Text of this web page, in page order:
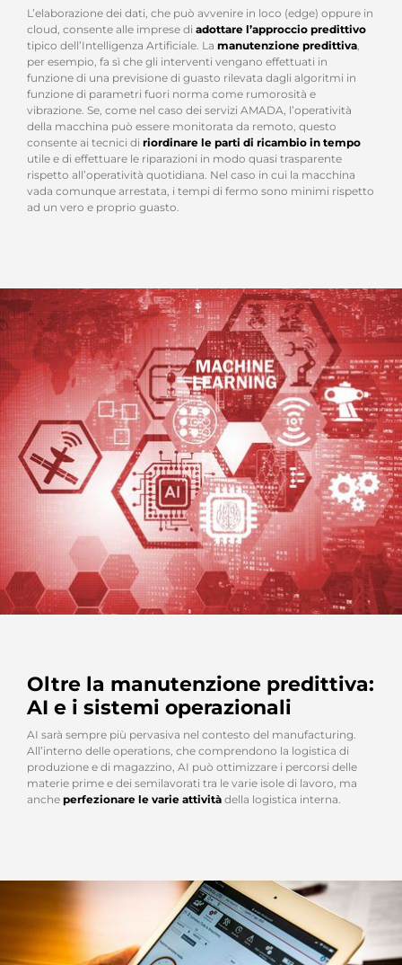
L’elaborazione dei dati, che può avvenire in loco (edge) oppure in
cloud, consente alle imprese di adottare l’approccio predittivo
tipico dell’Intelligenza Artificiale. La manutenzione predittiva
per esempio, fa sì che gli interventi vengano effettuati in
funzione di una previsione di guasto rilevata dagli algoritmi in
funzione di parametri fuori norma come rumorosità e
vibrazione. Se, come nel caso dei servizi AMADA, l’operatività
della macchina può essere monitorata da remoto, questo
consente ai tecnici di riordinare le parti di ricambio in tempo
utile e di effettuare le riparazioni in modo quasi trasparente
rispetto all’operatività quotidiana. Nel caso in cui la macchina
vada comunque arrestata, i tempi di fermo sono minimi rispetto
ad un vero e proprio guasto.
Oltre la manutenzione predittiva:
AI e i sistemi operazionali
AI sarà sempre più pervasiva nel contesto del manufacturing.
All’interno delle operations, che comprendono la logistica di
produzione e di magazzino, AI può ottimizzare i percorsi delle
materie prime e dei semilavorati tra le varie isole di lavoro, ma
anche perfezionare le varie attività della logistica interna.